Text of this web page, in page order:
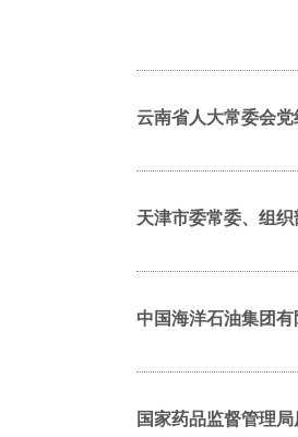
云南省人大常委会
天津市委常委、组
中国海洋石油集团
国家药品监督管理